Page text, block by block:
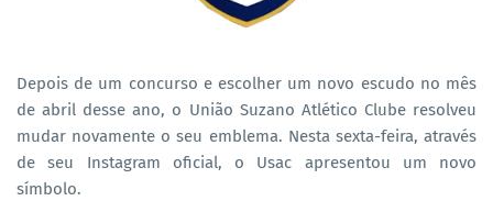
Depois de um concurso e escolher um novo escudo no mês
de abril desse ano, o União Suzano Atlético Clube resolveu
mudar novamente o seu emblema. Nesta sexta-feira, através
de seu Instagram oficial, o Usac apresentou um novo
símbolo.